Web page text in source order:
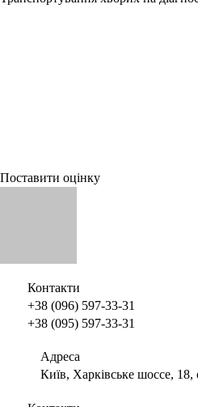
Поставити оцінку
Контакти
+38 (096) 597-33-31
+38 (095) 597-33-31
Адреса
Київ, Харківське шоссе, 18,